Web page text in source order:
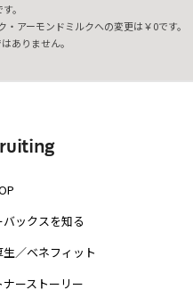
。
アーモンドミルクへの変更は￥0です。
ありません。
バックスを知る
／ベネフィット
ーストーリー